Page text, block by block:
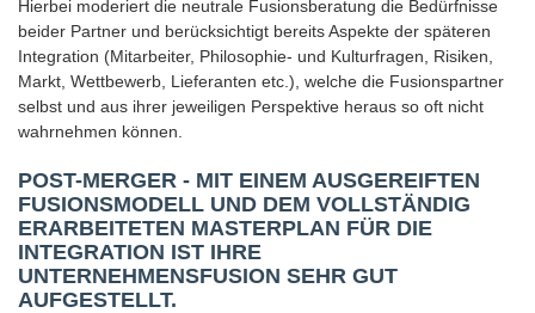
Hierbei moderiert die neutrale Fusionsberatung die Bedürfnisse
beider Partner und berücksichtigt bereits Aspekte der späteren
Integration (Mitarbeiter, Philosophie- und Kulturfragen, Risiken,
Markt, Wettbewerb, Lieferanten etc.), welche die Fusionspartner
selbst und aus ihrer jeweiligen Perspektive heraus so oft nicht
wahrnehmen können.
POST-MERGER - MIT EINEM AUSGEREIFTEN
FUSIONSMODELL UND DEM VOLLSTÄNDIG
ERARBEITETEN MASTERPLAN FÜR DIE
INTEGRATION IST IHRE
UNTERNEHMENSFUSION SEHR GUT
AUFGESTELLT.